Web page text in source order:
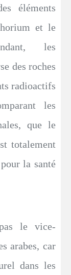
éléments
et le
les
des roches
radioactifs
les
que le
totalement
la santé
le vice-
arabes, car
dans les